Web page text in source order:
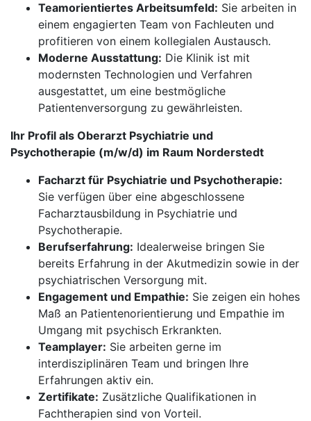
Teamorientiertes Arbeitsumfeld: Sie arbeiten in
einem engagierten Team von Fachleuten und
profitieren von einem kollegialen Austausch.
Moderne Ausstattung: Die Klinik ist mit
modernsten Technologien und Verfahren
ausgestattet, um eine bestmögliche
Patientenversorgung zu gewährleisten.
Ihr Profil als Oberarzt Psychiatrie und
Psychotherapie (m/w/d) im Raum Norderstedt
Facharzt für Psychiatrie und Psychotherapie:
Sie verfügen über eine abgeschlossene
Facharztausbildung in Psychiatrie und
Psychotherapie.
Berufserfahrung: Idealerweise bringen Sie
bereits Erfahrung in der Akutmedizin sowie in der
psychiatrischen Versorgung mit.
Engagement und Empathie: Sie zeigen ein hohes
Maß an Patientenorientierung und Empathie im
Umgang mit psychisch Erkrankten.
Teamplayer: Sie arbeiten gerne im
interdisziplinären Team und bringen Ihre
Erfahrungen aktiv ein.
Zertifikate: Zusätzliche Qualifikationen in
Fachtherapien sind von Vorteil.